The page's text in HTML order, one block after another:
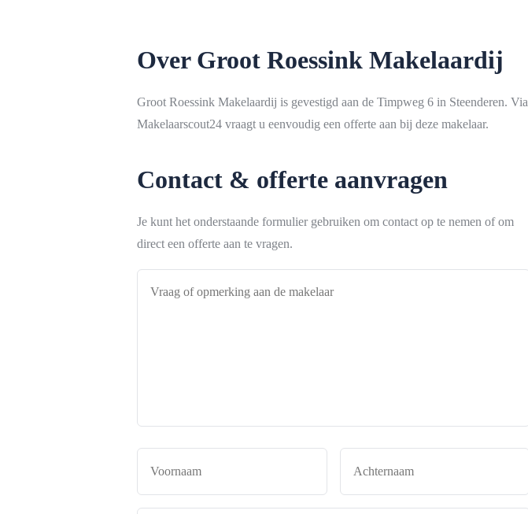
Over Groot Roessink Makelaardij
Groot Roessink Makelaardij is gevestigd aan de Timpweg 6 in Steenderen. Via
Makelaarscout24 vraagt u eenvoudig een offerte aan bij deze makelaar.
Contact & offerte aanvragen
Je kunt het onderstaande formulier gebruiken om contact op te nemen of om
direct een offerte aan te vragen.